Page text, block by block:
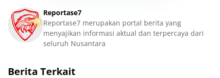
Reportase7
Reportase7 merupakan portal berita yang
menyajikan informasi aktual dan terpercaya dari
seluruh Nusantara
Berita Terkait